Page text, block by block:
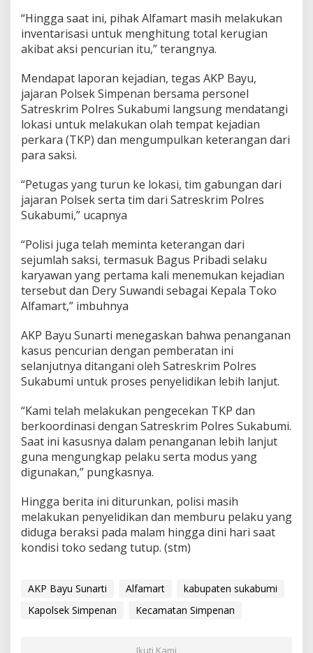
u
“Hingga saat ini, pihak Alfamart masih melakukan
inventarisasi untuk menghitung total kerugian
akibat aksi pencurian itu,” terangnya.
Mendapat laporan kejadian, tegas AKP Bayu,
jajaran Polsek Simpenan bersama personel
Satreskrim Polres Sukabumi langsung mendatangi
lokasi untuk melakukan olah tempat kejadian
perkara (TKP) dan mengumpulkan keterangan dari
para saksi.
“Petugas yang turun ke lokasi, tim gabungan dari
jajaran Polsek serta tim dari Satreskrim Polres
Sukabumi,” ucapnya
“Polisi juga telah meminta keterangan dari
sejumlah saksi, termasuk Bagus Pribadi selaku
karyawan yang pertama kali menemukan kejadian
tersebut dan Dery Suwandi sebagai Kepala Toko
Alfamart,” imbuhnya
AKP Bayu Sunarti menegaskan bahwa penanganan
kasus pencurian dengan pemberatan ini
selanjutnya ditangani oleh Satreskrim Polres
Sukabumi untuk proses penyelidikan lebih lanjut.
“Kami telah melakukan pengecekan TKP dan
berkoordinasi dengan Satreskrim Polres Sukabumi.
Saat ini kasusnya dalam penanganan lebih lanjut
guna mengungkap pelaku serta modus yang
digunakan,” pungkasnya.
Hingga berita ini diturunkan, polisi masih
melakukan penyelidikan dan memburu pelaku yang
diduga beraksi pada malam hingga dini hari saat
kondisi toko sedang tutup. (stm)
AKP Bayu Sunarti Alfamart
kabupaten sukabumi
Kapolsek Simpenan
Kecamatan Simpenan
Ikuti Kami